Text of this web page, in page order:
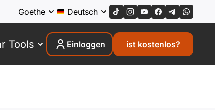
Goethe Deutsch
Tools Einloggen ist kostenlos?